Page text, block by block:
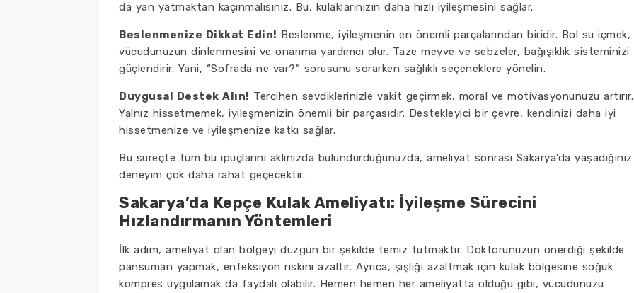
da yan yatmaktan kaçınmalısınız. Bu, kulaklarınızın daha hızlı iyileşmesini sağlar.
Beslenmenize Dikkat Edin! Beslenme, iyileşmenin en önemli parçalarından biridir. Bol su içmek,
vücudunuzun dinlenmesini ve onarıma yardımcı olur. Taze meyve ve sebzeler, bağışıklık sisteminizi
güçlendirir. Yani, “Sofrada ne var?” sorusunu sorarken sağlıklı seçeneklere yönelin.
Duygusal Destek Alın! Tercihen sevdiklerinizle vakit geçirmek, moral ve motivasyonunuzu artırır.
Yalnız hissetmemek, iyileşmenizin önemli bir parçasıdır. Destekleyici bir çevre, kendinizi daha iyi
hissetmenize ve iyileşmenize katkı sağlar.
Bu süreçte tüm bu ipuçlarını aklınızda bulundurduğunuzda, ameliyat sonrası Sakarya’da yaşadığınız
deneyim çok daha rahat geçecektir.
Sakarya’da Kepçe Kulak Ameliyatı: İyileşme Sürecini
Hızlandırmanın Yöntemleri
İlk adım, ameliyat olan bölgeyi düzgün bir şekilde temiz tutmaktır. Doktorunuzun önerdiği şekilde
pansuman yapmak, enfeksiyon riskini azaltır. Ayrıca, şişliği azaltmak için kulak bölgesine soğuk
kompres uygulamak da faydalı olabilir. Hemen hemen her ameliyatta olduğu gibi, vücudunuzu